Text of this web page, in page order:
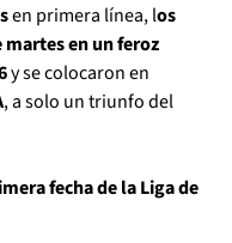
en primera línea, los
en un feroz
y se colocaron en
, a solo un triunfo del
fecha de la Liga de